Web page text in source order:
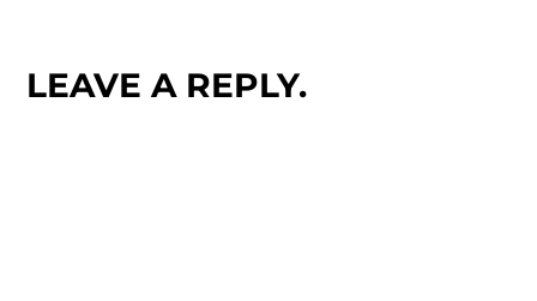
LEAVE A REPLY.